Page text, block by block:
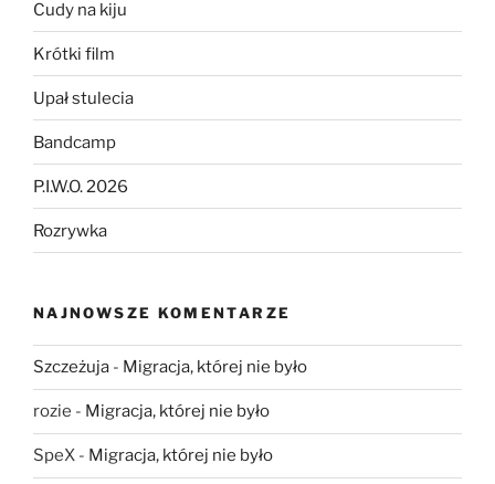
Cudy na kiju
Krótki film
Upał stulecia
Bandcamp
P.I.W.O. 2026
Rozrywka
NAJNOWSZE KOMENTARZE
Szczeżuja - Migracja, której nie było
rozie - Migracja, której nie było
SpeX - Migracja, której nie było